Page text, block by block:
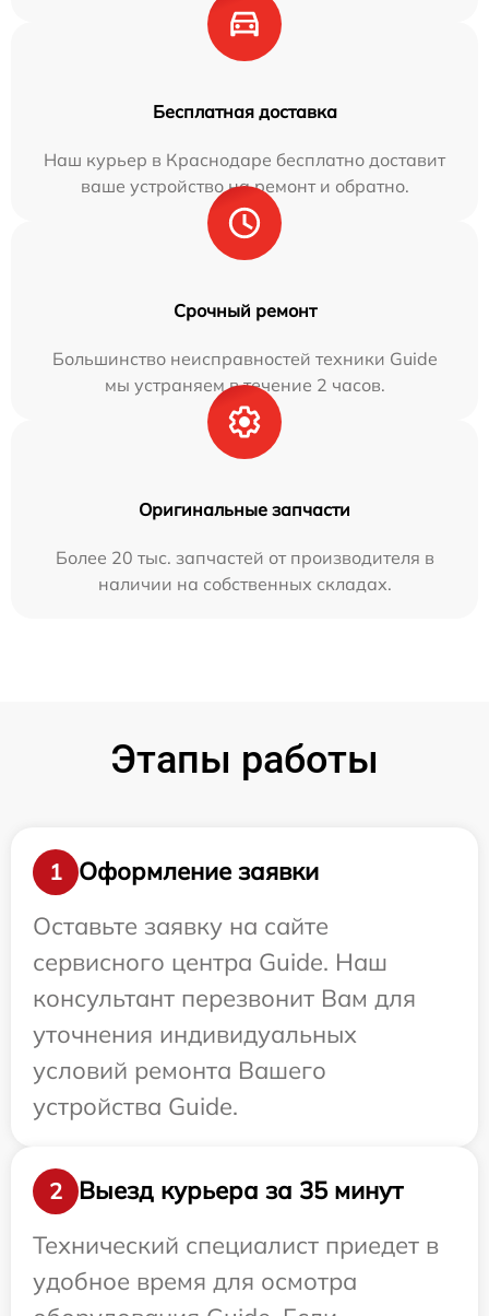
Бесплатная доставка
Наш курьер в Краснодаре бесплатно доставит
ваше устройство на ремонт и обратно.
Срочный ремонт
Большинство неисправностей техники Guide
мы устраняем в течение 2 часов.
Оригинальные запчасти
Более 20 тыс. запчастей от производителя в
наличии на собственных складах.
Этапы работы
1
Оформление заявки
Оставьте заявку на сайте
сервисного центра Guide. Наш
консультант перезвонит Вам для
уточнения индивидуальных
условий ремонта Вашего
устройства Guide.
2
Выезд курьера за 35 минут
Технический специалист приедет в
удобное время для осмотра